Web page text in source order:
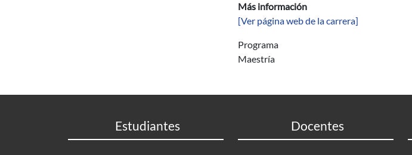
Más información
[Ver página web de la carrera]
Programa
Maestría
Estudiantes Docentes